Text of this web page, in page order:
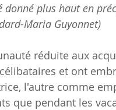
plus haut en
Maria Guyonnet)
réduite aux
et ont
l'autre comme
que pendant les